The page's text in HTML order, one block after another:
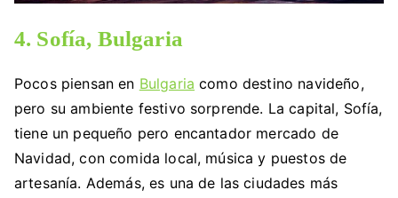
4. Sofía, Bulgaria
Pocos piensan en Bulgaria como destino navideño,
pero su ambiente festivo sorprende. La capital, Sofía,
tiene un pequeño pero encantador mercado de
Navidad, con comida local, música y puestos de
artesanía. Además, es una de las ciudades más